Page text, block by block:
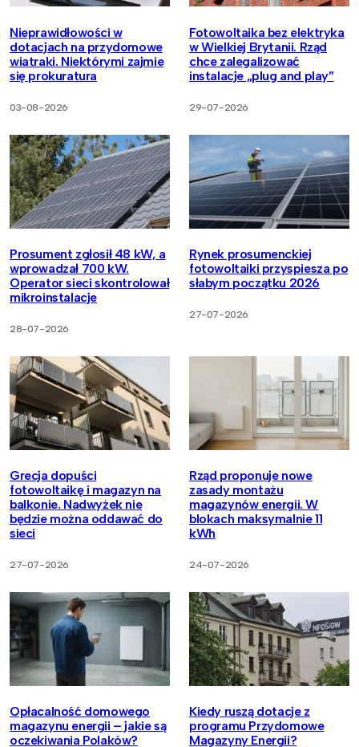
Nieprawidłowości w
dotacjach na przydomowe
wiatraki. Niektórymi zajmie
się prokuratura
03-08-2026
Fotowoltaika bez elektryka
w Wielkiej Brytanii. Rząd
chce zalegalizować
instalacje „plug and play”
29-07-2026
Prosument zgłosił 48 kW, a
wprowadzał 700 kW.
Operator sieci skontrolował
mikroinstalacje
28-07-2026
Rynek prosumenckiej
fotowoltaiki przyspiesza po
słabym początku 2026
27-07-2026
Grecja dopuści
fotowoltaikę i magazyn na
balkonie. Nadwyżek nie
będzie można oddawać do
sieci
27-07-2026
Rząd proponuje nowe
zasady montażu
magazynów energii. W
blokach maksymalnie 11
kWh
24-07-2026
Opłacalność domowego
magazynu energii – jakie są
oczekiwania Polaków?
Kiedy ruszą dotacje z
programu Przydomowe
Magazyny Energii?